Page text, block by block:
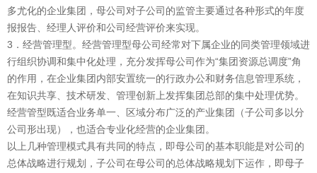
多尤化的企业集团，母公司对子公司的监管主要通过各种形式的年度
报报告、经理人评价和公司经营评价来实现。
3．经营管理型。经营管理型母公司经常对下属企业的同类管理领域进
行组织协调和集中化处理，充分发挥母公司作为“集团资源总调度”角
的作用，在企业集团内部安置统一的行政办公和财务信息管理系统，
在知识共享、技术研发、管理创新上发挥集团总部的集中处理优势。
经营管型既适合业务单一、区域分布广泛的产业集团（子公司多以分
公司形出现），也适合专业化经营的企业集团。
以上几种管理模式具有共同的特点，即母公司的基本职能是对公司的
总体战略进行规划，子公司在母公司的总体战略规划下运作，即母子